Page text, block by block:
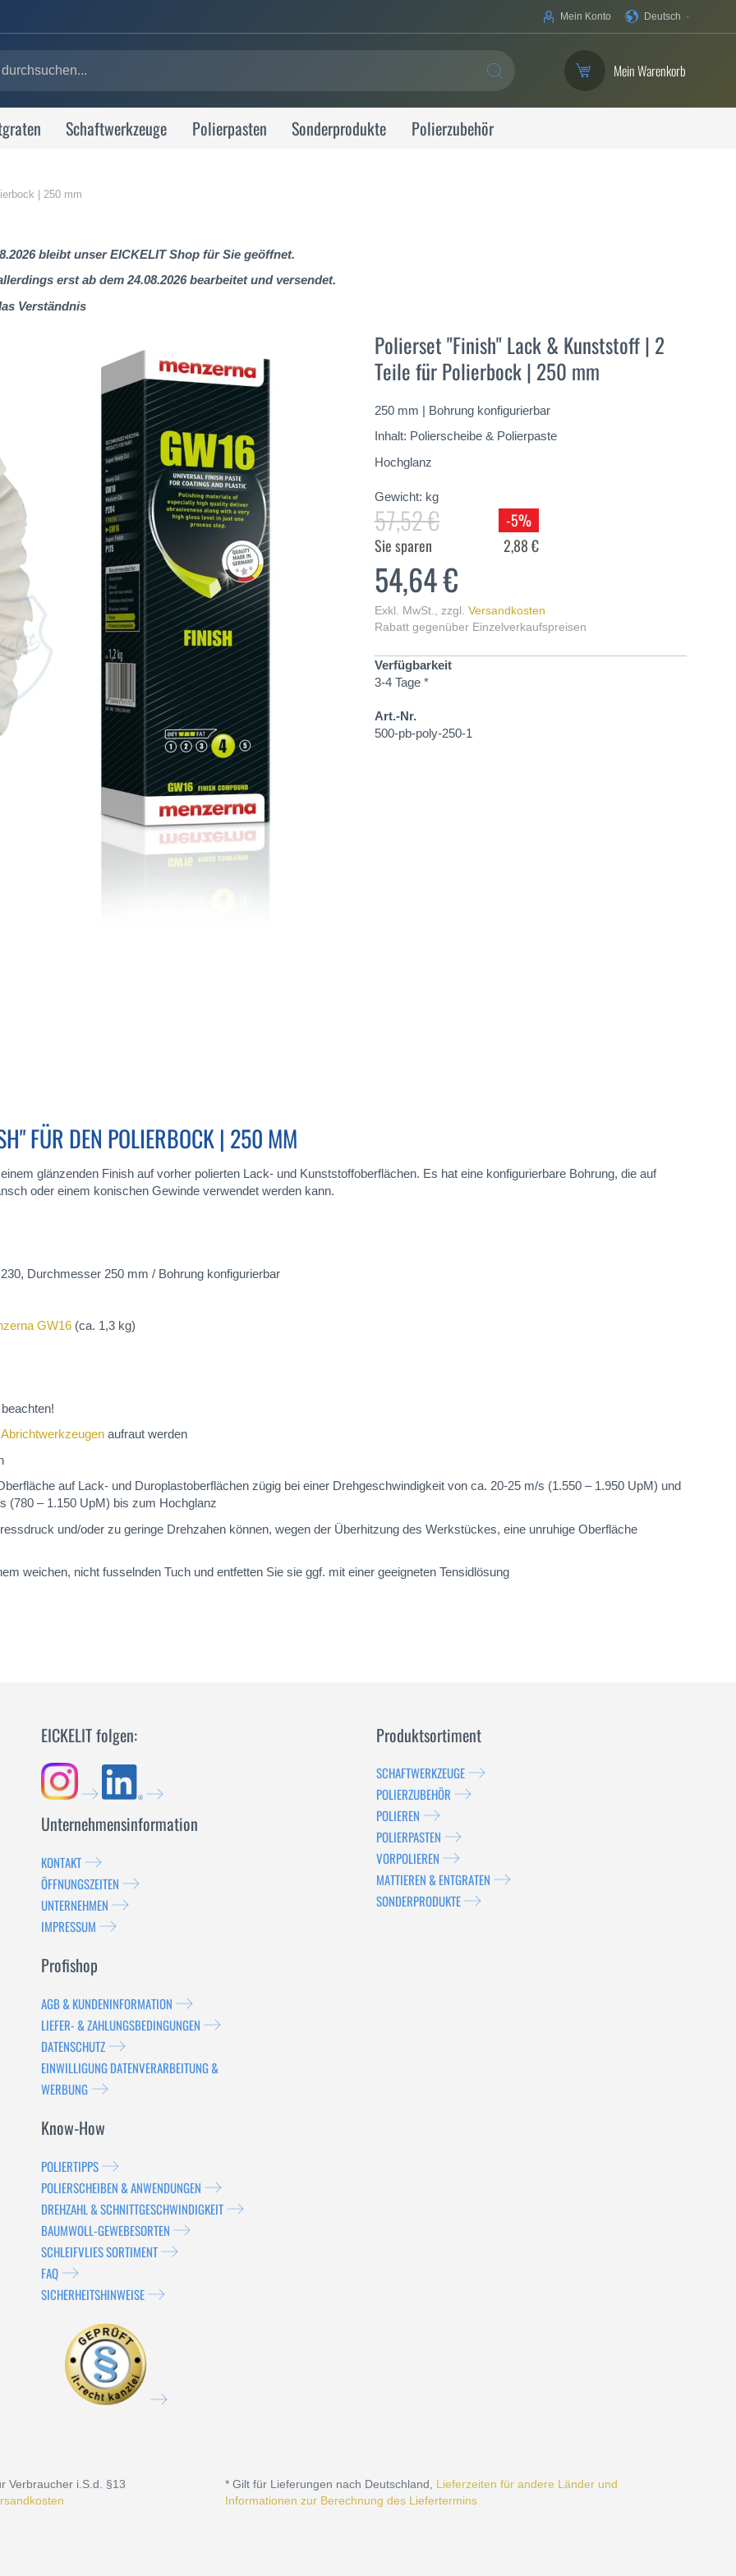
Ihre
Deutsch
Mein Konto
SUCHE Mein Warenkorb
Schaftwerkzeuge Polierpasten Sonderprodukte Polierzubehör
| 250 mm
bleibt unser EICKELIT Shop für Sie geöffnet.
erst ab dem 24.08.2026 bearbeitet und versendet.
Verständnis
Polierset "Finish" Lack & Kunststoff | 2
Teile für Polierbock | 250 mm
250 mm | Bohrung konfigurierbar
Inhalt: Polierscheibe & Polierpaste
Hochglanz
Gewicht: kg
57,52 €
-5%
Sie sparen
2,88 €
54,64 €
Exkl. MwSt. zzgl. Versandkosten
Rabatt gegenüber Einzelverkaufspreisen
Verfügbarkeit
3-4 Tage *
Art.-Nr.
500-pb-poly-250-1
FÜR DEN POLIERBOCK | 250 MM
glänzenden Finish auf vorher polierten Lack- und Kunststoffoberflächen. Es hat eine konfigurierbare Bohrung, die auf
oder einem konischen Gewinde verwendet werden kann.
Durchmesser 250 mm / Bohrung konfigurierbar
GW16 (ca. 1,3 kg)
beachten!
aufraut werden
auf Lack- und Duroplastoberflächen zügig bei einer Drehgeschwindigkeit von ca. 20-25 m/s (1.550 – 1.950 UpM) und
(780 – 1.150 UpM) bis zum Hochglanz
und/oder zu geringe Drehzahen können, wegen der Überhitzung des Werkstückes, eine unruhige Oberfläche
weichen, nicht fusselnden Tuch und entfetten Sie sie ggf. mit einer geeigneten Tensidlösung
EICKELIT folgen:
Unternehmensinformation
KONTAKT
ÖFFNUNGSZEITEN
UNTERNEHMEN
IMPRESSUM
Profishop
AGB & KUNDENINFORMATION
LIEFER- & ZAHLUNGSBEDINGUNGEN
DATENSCHUTZ
EINWILLIGUNG DATENVERARBEITUNG &
WERBUNG
Know-How
POLIERTIPPS
POLIERSCHEIBEN & ANWENDUNGEN
DREHZAHL & SCHNITTGESCHWINDIGKEIT
BAUMWOLL-GEWEBESORTEN
SCHLEIFVLIES SORTIMENT
FAQ
SICHERHEITSHINWEISE
Produktsortiment
SCHAFTWERKZEUGE
POLIERZUBEHÖR
POLIEREN
POLIERPASTEN
VORPOLIEREN
MATTIEREN & ENTGRATEN
SONDERPRODUKTE
Verbraucher i.S.d. §13
* Gilt für Lieferungen nach Deutschland, Lieferzeiten für andere Länder und
Informationen zur Berechnung des Liefertermins